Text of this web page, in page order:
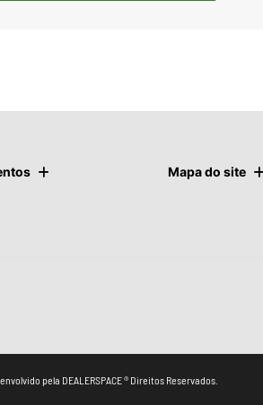
Mapa do site
pela DEALERSPACE ® Direitos Reservados.